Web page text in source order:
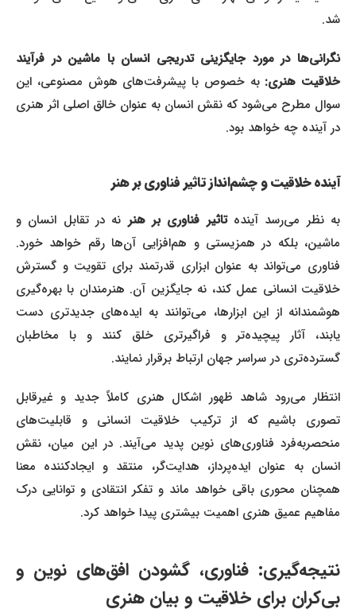
شد.
نگرانی‌ها در مورد جایگزینی تدریجی انسان با ماشین در فرآیند
خلاقیت هنری:به خصوص با پیشرفت‌های هوش مصنوعی، این
سوال مطرح می‌شود که نقش انسان به عنوان خالق اصلی اثر هنری
در آینده چه خواهد بود.
آینده خلاقیت و چشم‌انداز تاثیر فناوری بر هنر
به نظر می‌رسد آیندهتاثیر فناوری بر هنرنه در تقابل انسان و
ماشین، بلکه در همزیستی و هم‌افزایی آن‌ها رقم خواهد خورد.
فناوری می‌تواند به عنوان ابزاری قدرتمند برای تقویت و گسترش
خلاقیت انسانی عمل کند، نه جایگزین آن. هنرمندان با بهره‌گیری
هوشمندانه از این ابزارها، می‌توانند به ایده‌های جدیدتری دست
یابند، آثار پیچیده‌تر و فراگیرتری خلق کنند و با مخاطبان
گسترده‌تری در سراسر جهان ارتباط برقرار نمایند.
انتظار می‌رود شاهد ظهور اشکال هنری کاملاً جدید و غیرقابل
تصوری باشیم که از ترکیب خلاقیت انسانی و قابلیت‌های
منحصربه‌فرد فناوری‌های نوین پدید می‌آیند. در این میان، نقش
انسان به عنوان ایده‌پرداز، هدایت‌گر، منتقد و ایجادکننده معنا
همچنان محوری باقی خواهد ماند و تفکر انتقادی و توانایی درک
مفاهیم عمیق هنری اهمیت بیشتری پیدا خواهد کرد.
نتیجه‌گیری: فناوری، گشودن افق‌های نوین و
بی‌کران برای خلاقیت و بیان هنری